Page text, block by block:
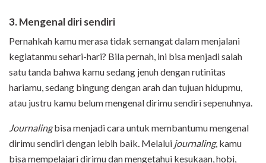
3. Mengenal diri sendiri
Pernahkah kamu merasa tidak semangat dalam menjalani
kegiatanmu sehari-hari? Bila pernah, ini bisa menjadi salah
satu tanda bahwa kamu sedang jenuh dengan rutinitas
hariamu, sedang bingung dengan arah dan tujuan hidupmu,
atau justru kamu belum mengenal dirimu sendiri sepenuhnya.
Journalingbisa menjadi cara untuk membantumu mengenal
dirimu sendiri dengan lebih baik. Melalui journaling, kamu
bisa mempelajari dirimu dan mengetahui kesukaan, hobi,